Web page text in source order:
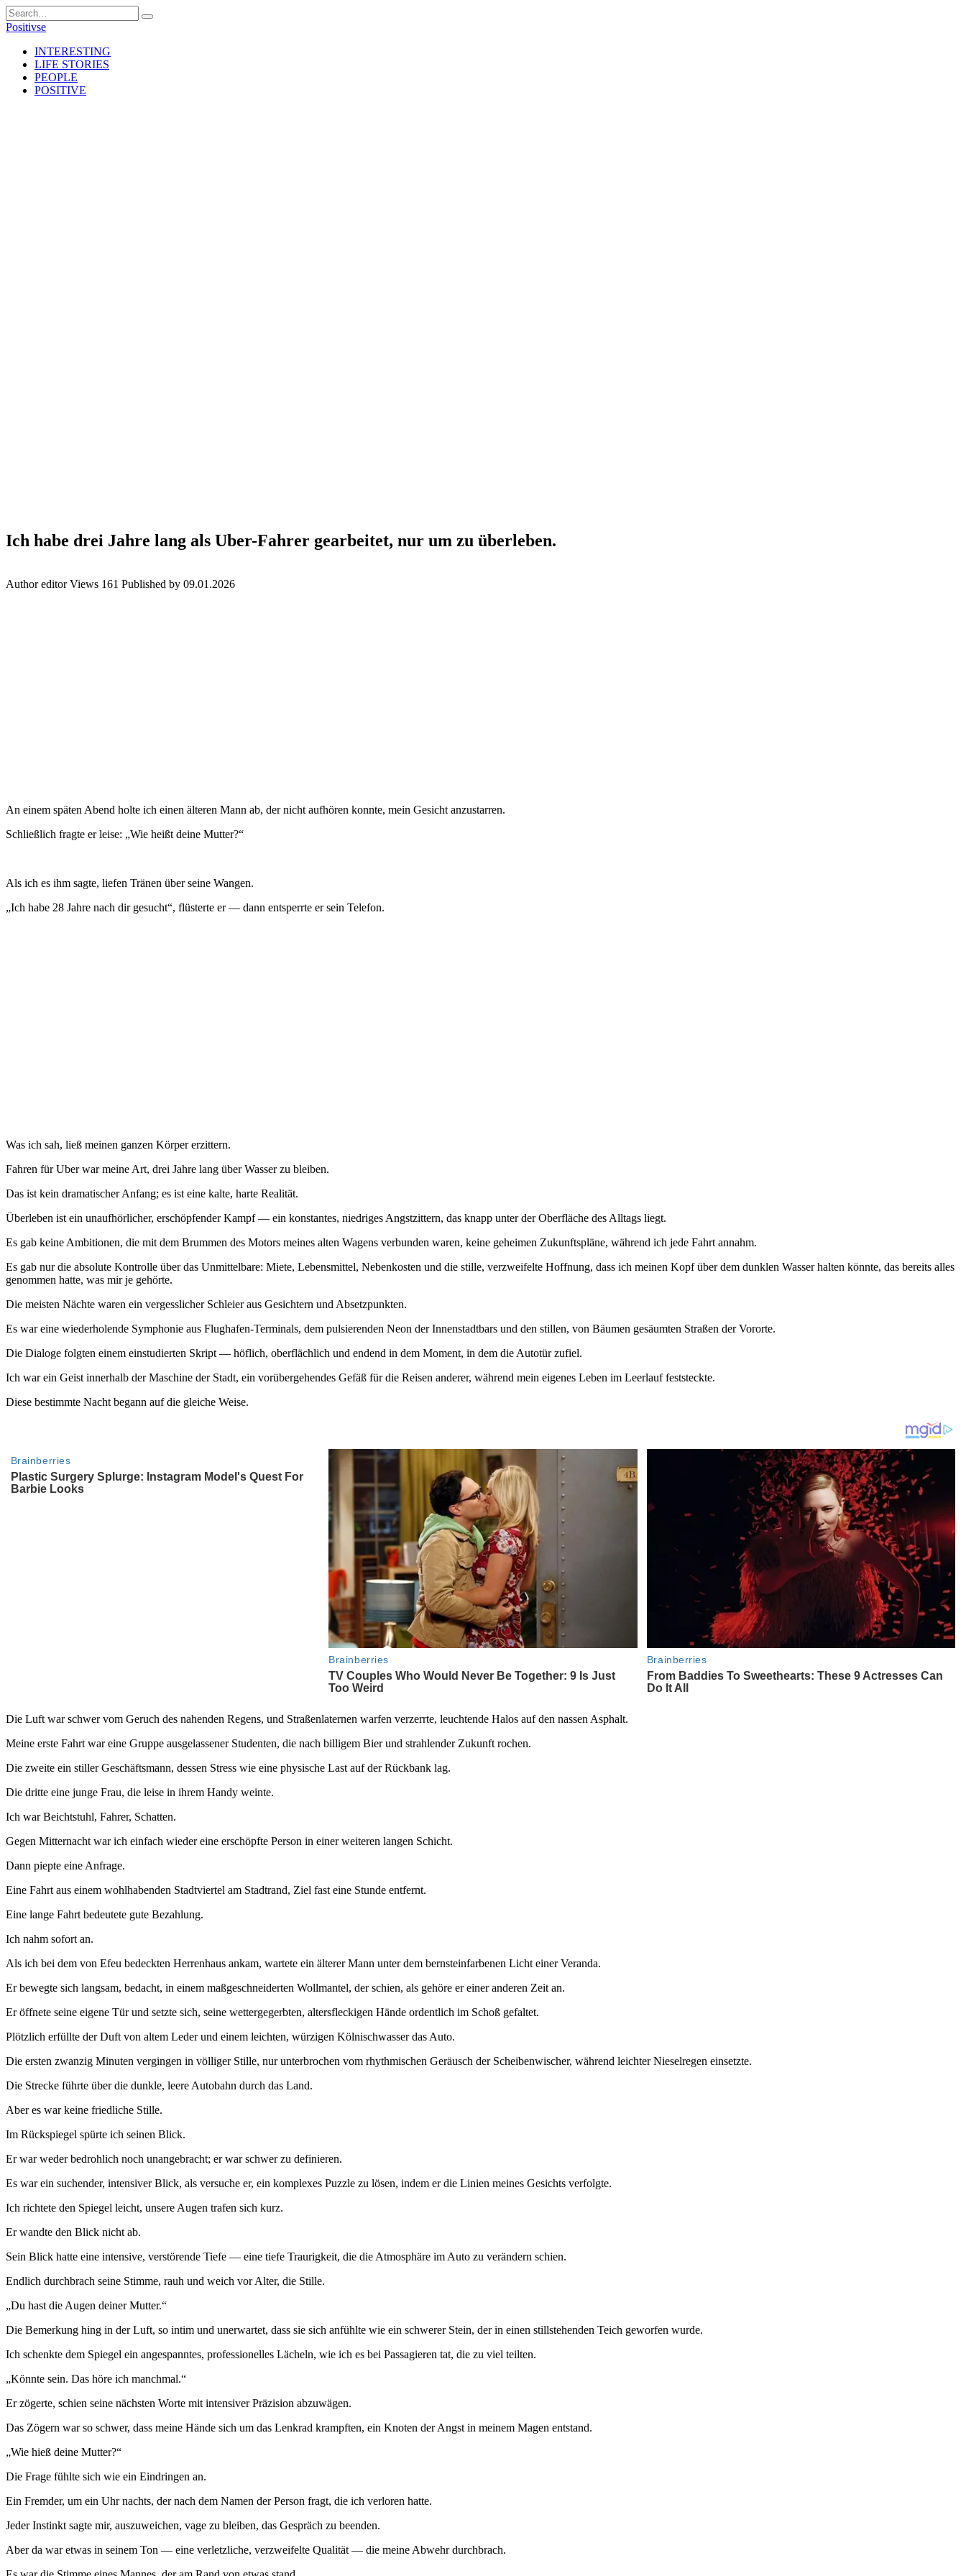
Skip
to
Search
for:
Positivse
INTERESTING
LIFE STORIES
PEOPLE
POSITIVE
Ich habe drei Jahre lang als Uber-Fahrer gearbeitet, nur um zu überleben.
Author editor Views 161 Published by 09.01.2026
An einem späten Abend holte ich einen älteren Mann ab, der nicht aufhören konnte, mein Gesicht anzustarren.
Schließlich fragte er leise: „Wie heißt deine Mutter?“
Als ich es ihm sagte, liefen Tränen über seine Wangen.
„Ich habe 28 Jahre nach dir gesucht“, flüsterte er — dann entsperrte er sein Telefon.
Was ich sah, ließ meinen ganzen Körper erzittern.
Fahren für Uber war meine Art, drei Jahre lang über Wasser zu bleiben.
Das ist kein dramatischer Anfang; es ist eine kalte, harte Realität.
Überleben ist ein unaufhörlicher, erschöpfender Kampf — ein konstantes, niedriges Angstzittern, das knapp unter der Oberfläche des Alltags liegt.
Es gab keine Ambitionen, die mit dem Brummen des Motors meines alten Wagens verbunden waren, keine geheimen Zukunftspläne, während ich jede Fahrt annahm.
Es gab nur die absolute Kontrolle über das Unmittelbare: Miete, Lebensmittel, Nebenkosten und die stille, verzweifelte Hoffnung, dass ich meinen Kopf über dem dunklen Wasser halten könnte, das bereits alles
genommen hatte, was mir je gehörte.
Die meisten Nächte waren ein vergesslicher Schleier aus Gesichtern und Absetzpunkten.
Es war eine wiederholende Symphonie aus Flughafen-Terminals, dem pulsierenden Neon der Innenstadtbars und den stillen, von Bäumen gesäumten Straßen der Vororte.
Die Dialoge folgten einem einstudierten Skript — höflich, oberflächlich und endend in dem Moment, in dem die Autotür zufiel.
Ich war ein Geist innerhalb der Maschine der Stadt, ein vorübergehendes Gefäß für die Reisen anderer, während mein eigenes Leben im Leerlauf feststeckte.
Diese bestimmte Nacht begann auf die gleiche Weise.
Die Luft war schwer vom Geruch des nahenden Regens, und Straßenlaternen warfen verzerrte, leuchtende Halos auf den nassen Asphalt.
Meine erste Fahrt war eine Gruppe ausgelassener Studenten, die nach billigem Bier und strahlender Zukunft rochen.
Die zweite ein stiller Geschäftsmann, dessen Stress wie eine physische Last auf der Rückbank lag.
Die dritte eine junge Frau, die leise in ihrem Handy weinte.
Ich war Beichtstuhl, Fahrer, Schatten.
Gegen Mitternacht war ich einfach wieder eine erschöpfte Person in einer weiteren langen Schicht.
Dann piepte eine Anfrage.
Eine Fahrt aus einem wohlhabenden Stadtviertel am Stadtrand, Ziel fast eine Stunde entfernt.
Eine lange Fahrt bedeutete gute Bezahlung.
Ich nahm sofort an.
Als ich bei dem von Efeu bedeckten Herrenhaus ankam, wartete ein älterer Mann unter dem bernsteinfarbenen Licht einer Veranda.
Er bewegte sich langsam, bedacht, in einem maßgeschneiderten Wollmantel, der schien, als gehöre er einer anderen Zeit an.
Er öffnete seine eigene Tür und setzte sich, seine wettergegerbten, altersfleckigen Hände ordentlich im Schoß gefaltet.
Plötzlich erfüllte der Duft von altem Leder und einem leichten, würzigen Kölnischwasser das Auto.
Die ersten zwanzig Minuten vergingen in völliger Stille, nur unterbrochen vom rhythmischen Geräusch der Scheibenwischer, während leichter Nieselregen einsetzte.
Die Strecke führte über die dunkle, leere Autobahn durch das Land.
Aber es war keine friedliche Stille.
Im Rückspiegel spürte ich seinen Blick.
Er war weder bedrohlich noch unangebracht; er war schwer zu definieren.
Es war ein suchender, intensiver Blick, als versuche er, ein komplexes Puzzle zu lösen, indem er die Linien meines Gesichts verfolgte.
Ich richtete den Spiegel leicht, unsere Augen trafen sich kurz.
Er wandte den Blick nicht ab.
Sein Blick hatte eine intensive, verstörende Tiefe — eine tiefe Traurigkeit, die die Atmosphäre im Auto zu verändern schien.
Endlich durchbrach seine Stimme, rauh und weich vor Alter, die Stille.
„Du hast die Augen deiner Mutter.“
Die Bemerkung hing in der Luft, so intim und unerwartet, dass sie sich anfühlte wie ein schwerer Stein, der in einen stillstehenden Teich geworfen wurde.
Ich schenkte dem Spiegel ein angespanntes, professionelles Lächeln, wie ich es bei Passagieren tat, die zu viel teilten.
„Könnte sein. Das höre ich manchmal.“
Er zögerte, schien seine nächsten Worte mit intensiver Präzision abzuwägen.
Das Zögern war so schwer, dass meine Hände sich um das Lenkrad krampften, ein Knoten der Angst in meinem Magen entstand.
„Wie hieß deine Mutter?“
Die Frage fühlte sich wie ein Eindringen an.
Ein Fremder, um ein Uhr nachts, der nach dem Namen der Person fragt, die ich verloren hatte.
Jeder Instinkt sagte mir, auszuweichen, vage zu bleiben, das Gespräch zu beenden.
Aber da war etwas in seinem Ton — eine verletzliche, verzweifelte Qualität — die meine Abwehr durchbrach.